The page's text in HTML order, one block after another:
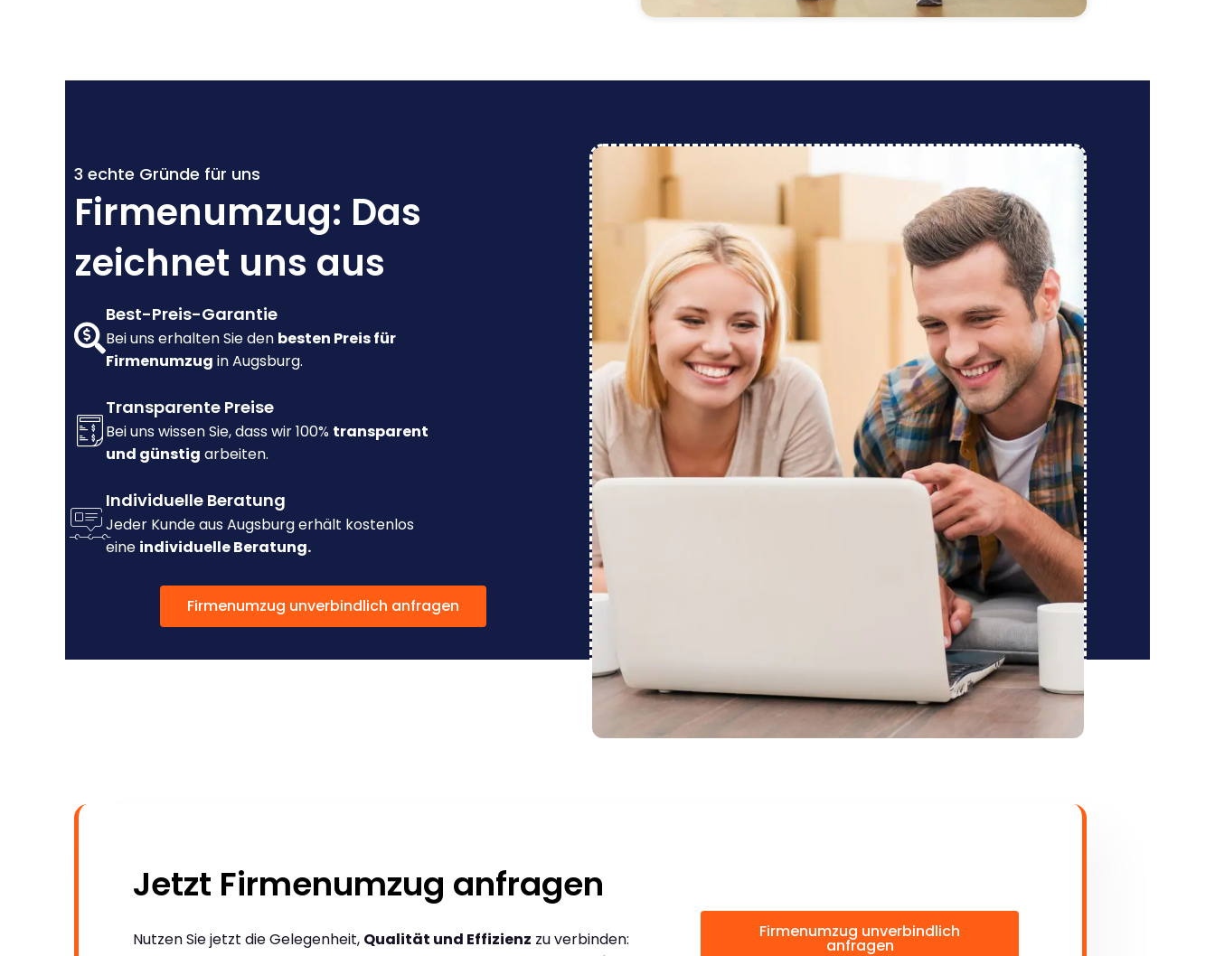
3 echte Gründe für uns
Firmenumzug: Das
zeichnet uns aus
Best-Preis-Garantie
Bei uns erhalten Sie den besten Preis für
Firmenumzug in Augsburg.
Transparente Preise
Bei uns wissen Sie, dass wir 100% transparent
und günstig arbeiten.
Individuelle Beratung
Jeder Kunde aus Augsburg erhält kostenlos
eine individuelle Beratung.
Firmenumzug unverbindlich anfragen
Jetzt Firmenumzug anfragen
Nutzen Sie jetzt die Gelegenheit, Qualität und Effizienz zu verbinden:
Firmenumzug unverbindlich
anfragen